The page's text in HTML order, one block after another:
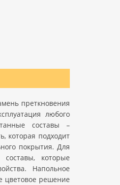
преткновения
любого
составы –
которая подходит
покрытия. Для
которые
Напольное
цветовое решение